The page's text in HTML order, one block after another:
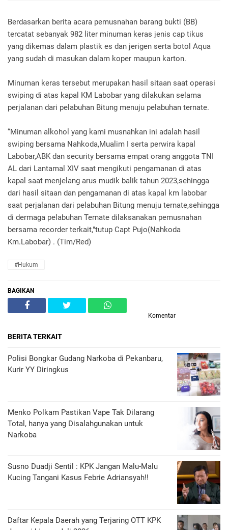
Berdasarkan berita acara pemusnahan barang bukti (BB)
tercatat sebanyak 982 liter minuman keras jenis cap tikus
yang dikemas dalam plastik es dan jerigen serta botol Aqua
yang sudah di masukan dalam koper maupun karton.
Minuman keras tersebut merupakan hasil sitaan saat operasi
swiping di atas kapal KM Labobar yang dilakukan selama
perjalanan dari pelabuhan Bitung menuju pelabuhan ternate.
“Minuman alkohol yang kami musnahkan ini adalah hasil
swiping bersama Nahkoda,Mualim I serta perwira kapal
Labobar,ABK dan security bersama empat orang anggota TNI
AL dari Lantamal XIV saat mengikuti pengamanan di atas
kapal saat menjelang arus mudik balik tahun 2023,sehingga
dari hasil sitaan dan pengamanan di atas kapal km labobar
saat perjalanan dari pelabuhan Bitung menuju ternate,sehingga
di dermaga pelabuhan Ternate dilaksanakan pemusnahan
bersama recorder terkait,"tutup Capt Pujo(Nahkoda
Km.Labobar) . (Tim/Red)
#Hukum
BAGIKAN
Komentar
BERITA TERKAIT
Polisi Bongkar Gudang Narkoba di Pekanbaru,
Kurir YY Diringkus
Menko Polkam Pastikan Vape Tak Dilarang
Total, hanya yang Disalahgunakan untuk
Narkoba
Susno Duadji Sentil : KPK Jangan Malu-Malu
Kucing Tangani Kasus Febrie Adriansyah!!
Daftar Kepala Daerah yang Terjaring OTT KPK